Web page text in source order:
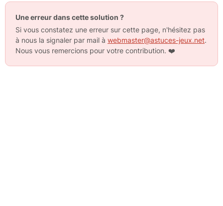
Une erreur dans cette solution ?
Si vous constatez une erreur sur cette page, n'hésitez pas
à nous la signaler par mail à webmaster@astuces-jeux.net.
Nous vous remercions pour votre contribution. ❤️